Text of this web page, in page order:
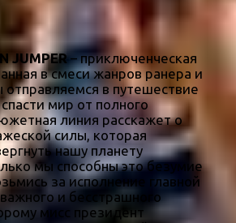
JUMPER– приключенческая
в смеси жанров ранера и
в путешествие
мир от полного
линия расскажет о
силы, которая
нашу планету
мы способны это безумие
за исполнение главной
и бесстрашного
мисс президент